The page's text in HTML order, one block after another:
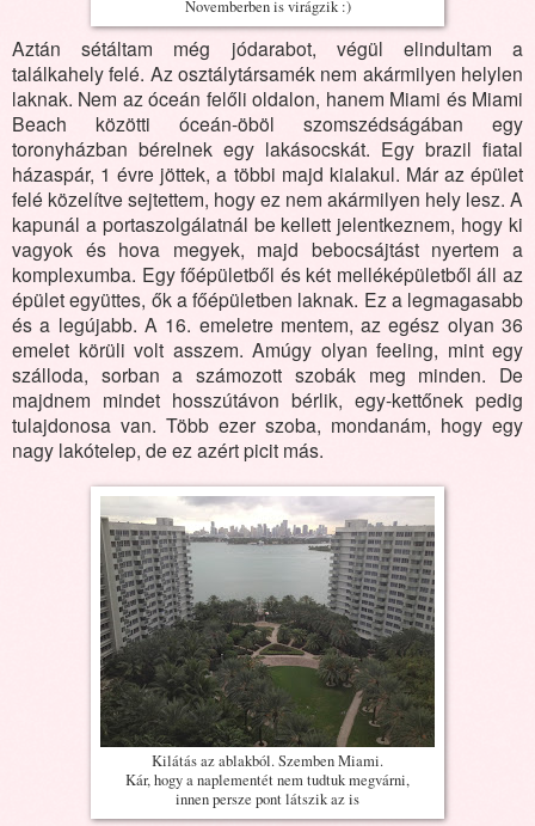
Novemberben is virágzik :)
Aztán sétáltam még jódarabot, végül elindultam a
találkahely felé. Az osztálytársamék nem akármilyen helylen
laknak. Nem az óceán felőli oldalon, hanem Miami és Miami
Beach közötti óceán-öböl szomszédságában egy
toronyházban bérelnek egy lakásocskát. Egy brazil fiatal
házaspár, 1 évre jöttek, a többi majd kialakul. Már az épület
felé közelítve sejtettem, hogy ez nem akármilyen hely lesz. A
kapunál a portaszolgálatnál be kellett jelentkeznem, hogy ki
vagyok és hova megyek, majd bebocsájtást nyertem a
komplexumba. Egy főépületből és két melléképületből áll az
épület együttes, ők a főépületben laknak. Ez a legmagasabb
és a legújabb. A 16. emeletre mentem, az egész olyan 36
emelet körüli volt asszem. Amúgy olyan feeling, mint egy
szálloda, sorban a számozott szobák meg minden. De
majdnem mindet hosszútávon bérlik, egy-kettőnek pedig
tulajdonosa van. Több ezer szoba, mondanám, hogy egy
nagy lakótelep, de ez azért picit más.
Kilátás az ablakból. Szemben Miami.
Kár, hogy a naplementét nem tudtuk megvárni,
innen persze pont látszik az is